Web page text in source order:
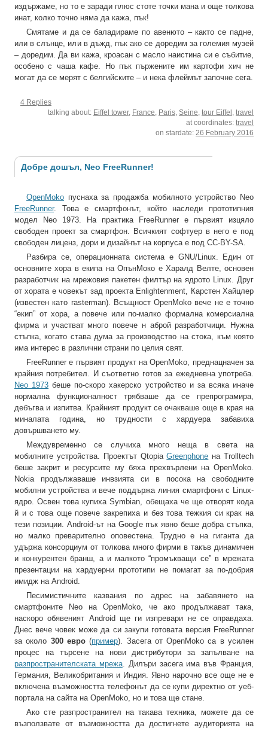
издържаме, но то е заради плюс стоте точки мана и още толкова
инат, колко точно няма да кажа, пък!
Смятаме и да се баладираме по авенюто – както се падне,
или в слънце, или в дъжд, пък ако се доредим за големия музей
– доредим. Да ви кажа, кроасан с масло наистина си е събитие,
особено с чаша кафе. Но пък пържените им картофи хич не
могат да се мерят с белгийските – и нека флеймът започне сега.
4 Replies
talking about: Eiffel tower, France Paris Seine tour Eiffel
travel
at coordinates: travel
on stardate: 26 February 2016
Добре дошъл, Neo FreeRunner!
OpenMoko пуснаха за продажба мобилното устройство Neo
FreeRunner. Това е смартфонът, който наследи прототипния
модел Neo 1973. На практика FreeRunner е първият изцяло
свободен проект за смартфон. Всичкият софтуер в него е под
свободен лиценз, дори и дизайнът на корпуса е под CC-BY-SA.
Разбира се, операционната система е GNU/Linux. Един от
основните хора в екипа на ОпънМоко е Харалд Велте, основен
разработчик на мрежовия пакетен филтър на ядрото Linux. Друг
от хората е човекът зад проекта Enlightenment, Карстен Хайцлер
(известен като rasterman). Всъщност OpenMoko вече не е точно
“екип” от хора, а повече или по-малко формална комерсиална
фирма и участват много повече н аброй разработчици. Нужна
стъпка, когато става дума за производство на стока, към която
има интерес в различни страни по целия свят.
FreeRunner е първият продукт на OpenMoko, преднацначен за
крайния потребител. И съответно готов за ежедневна употреба.
Neo 1973 беше по-скоро хакерско устройство и за всяка иначе
нормална функционалност трябваше да се препрограмира,
дебъгва и изпитва. Крайният продукт се очакваше още в края на
миналата година, но трудности с хардуера забавиха
довършването му.
Междувременно се случиха много неща в света на
мобилните устройства. Проектът QtopiaGreenphone на Trolltech
беше закрит и ресурсите му бяха прехвърлени на OpenMoko.
Nokia продължаваше инвзията си в посока на свободните
мобилни устройства и вече поддържа линия смартфони с Linux-
ядро. Освен това купиха Symbian, обещаха че ще отворят кода
й и с това още повече закрепиха и без това тежкия си крак на
тези позиции. Android-ът на Google пък явно беше добра стъпка,
но малко преварително оповестена. Трудно е на гиганта да
удържа консорциум от толкова много фирми в такъв динамичен
и конкурентен бранш, а и малкото “промъкващи се” в мрежата
презентации на хардуерни прототипи не помагат за по-добрия
имидж на Android.
Песимистичните казвания по адрес на забавянето на
смартфоните Neo на OpenMoko, че ако продължават така,
наскоро обявеният Android ще ги изпревари не се оправдаха.
Днес вече човек може да си закупи готовата версия FreeRunner
за около 300 евро(пример). Засега от OpenMoko са в усилен
процес на търсене на нови дистрибутори за запълване на
разпространителската мрежа. Дилъри засега има във Франция,
Германия, Великобритания и Индия. Явно нарочно все още не е
включена възможността телефонът да се купи директно от уеб-
портала на сайта на OpenMoko, но и това ще стане.
Ако сте разпространител на такава техника, можете да се
възползвате от възможността да достигнете аудиторията на